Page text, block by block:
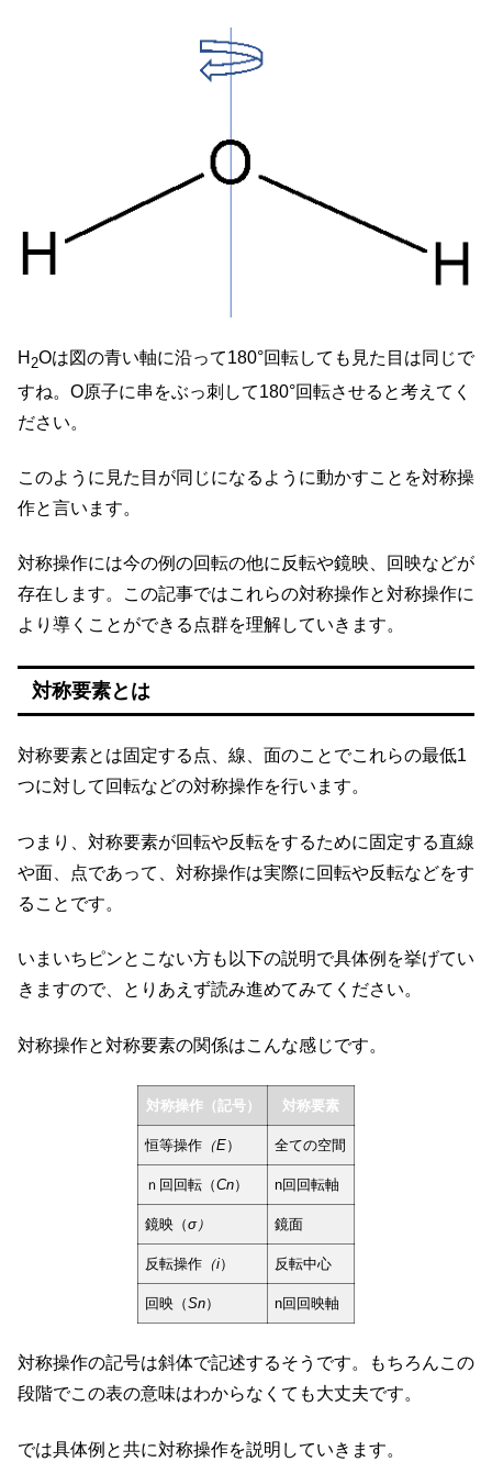
H 2Oは図の青い軸に沿って180°回転しても見た目は同じで
すね。O原子に串をぶっ刺して180°回転させると考えてく
ださい。
このように見た目が同じになるように動かすことを対称操
作と言います。
対称操作には今の例の回転の他に反転や鏡映、回映などが
存在します。この記事ではこれらの対称操作と対称操作に
より導くことができる点群を理解していきます。
対称要素とは
対称要素とは固定する点、線、面のことでこれらの最低1
つに対して回転などの対称操作を行います。
つまり、対称要素が回転や反転をするために固定する直線
や面、点であって、対称操作は実際に回転や反転などをす
ることです。
いまいちピンとこない方も以下の説明で具体例を挙げてい
きますので、とりあえず読み進めてみてください。
対称操作と対称要素の関係はこんな感じです。
対称操作（記号） 対称要素
恒等操作 （E） 全ての空間
ｎ回回転（Cn） n回回転軸
鏡映（σ） 鏡面
反転操作 （i） 反転中心
回映（Sn） n回回映軸
対称操作の記号は斜体で記述するそうです。もちろんこの
段階でこの表の意味はわからなくても大丈夫です。
では具体例と共に対称操作を説明していきます。